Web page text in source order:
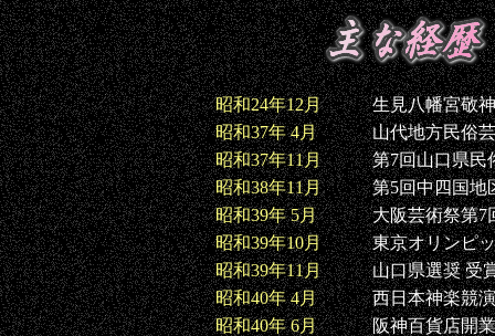
昭和24年12月
生見八幡宮敬
昭和37年 4月
山代地方民俗
昭和37年11月
第7回山口県民
昭和38年11月
第5回中四国地
昭和39年 5月
大阪芸術祭第7
昭和39年10月
東京オリンピ
昭和39年11月
山口県選奨 受
昭和40年 4月
西日本神楽競
昭和40年 6月
阪神百貨店開